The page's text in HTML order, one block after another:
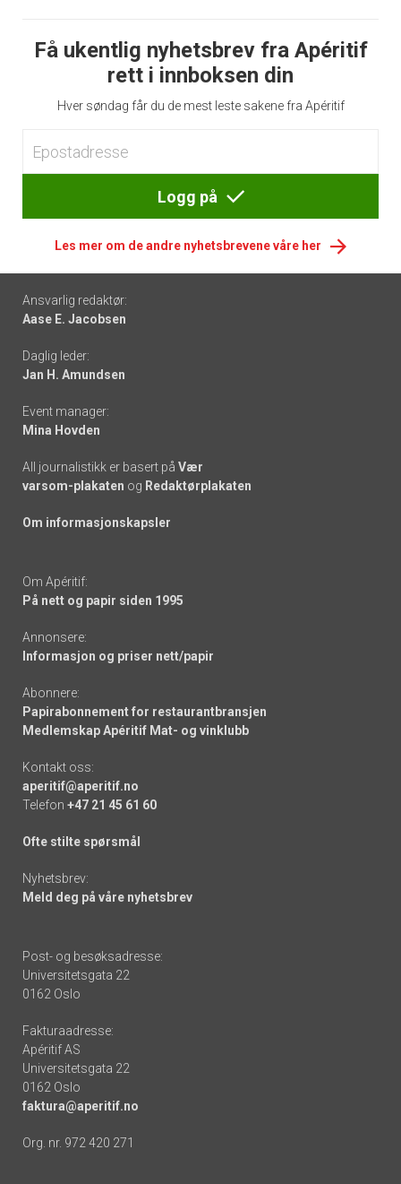
Få ukentlig nyhetsbrev fra Apéritif
rett i innboksen din
Hver søndag får du de mest leste sakene fra Apéritif
Logg på
Les mer om de andre nyhetsbrevene våre her
Footer
-
links
Ansvarlig redaktør:
Aase E. Jacobsen
Daglig leder:
Jan H. Amundsen
Event manager:
Mina Hovden
All journalistikk er basert på Vær
varsom-plakaten og Redaktørplakaten
Om informasjonskapsler
Om Apéritif:
På nett og papir siden 1995
Annonsere:
Informasjon og priser nett/papir
Abonnere:
Papirabonnement for restaurantbransjen
Medlemskap Apéritif Mat- og vinklubb
Kontakt oss:
aperitif@aperitif.no
Telefon +47 21 45 61 60
Ofte stilte spørsmål
Nyhetsbrev:
Meld deg på våre nyhetsbrev
Post- og besøksadresse:
Universitetsgata 22
0162 Oslo
Fakturaadresse:
Apéritif AS
Universitetsgata 22
0162 Oslo
faktura@aperitif.no
Org. nr. 972 420 271